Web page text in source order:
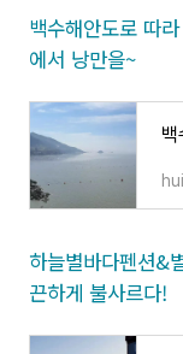
백수해안도로 따
에서 낭만을~
하늘별바다펜션&
끈하게 불사르다!